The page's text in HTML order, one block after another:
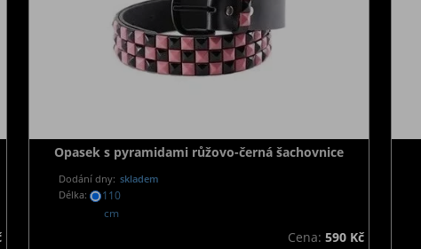
Opasek s pyramidami růžovo-černá šachovnice
Dodání dny: skladem
Délka:
110
cm
Cena: 590 Kč